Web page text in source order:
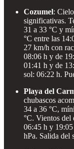
Cozumel:
significativas.
31 a 33 °C y
°C entre las
27 km/h con
08:06 h y de
01:41 h y de
sol: 06:22 h.
Playa del
chubascos
34 a 36 °C,
°C. Vientos del
06:45 h y
hPa. Salida del